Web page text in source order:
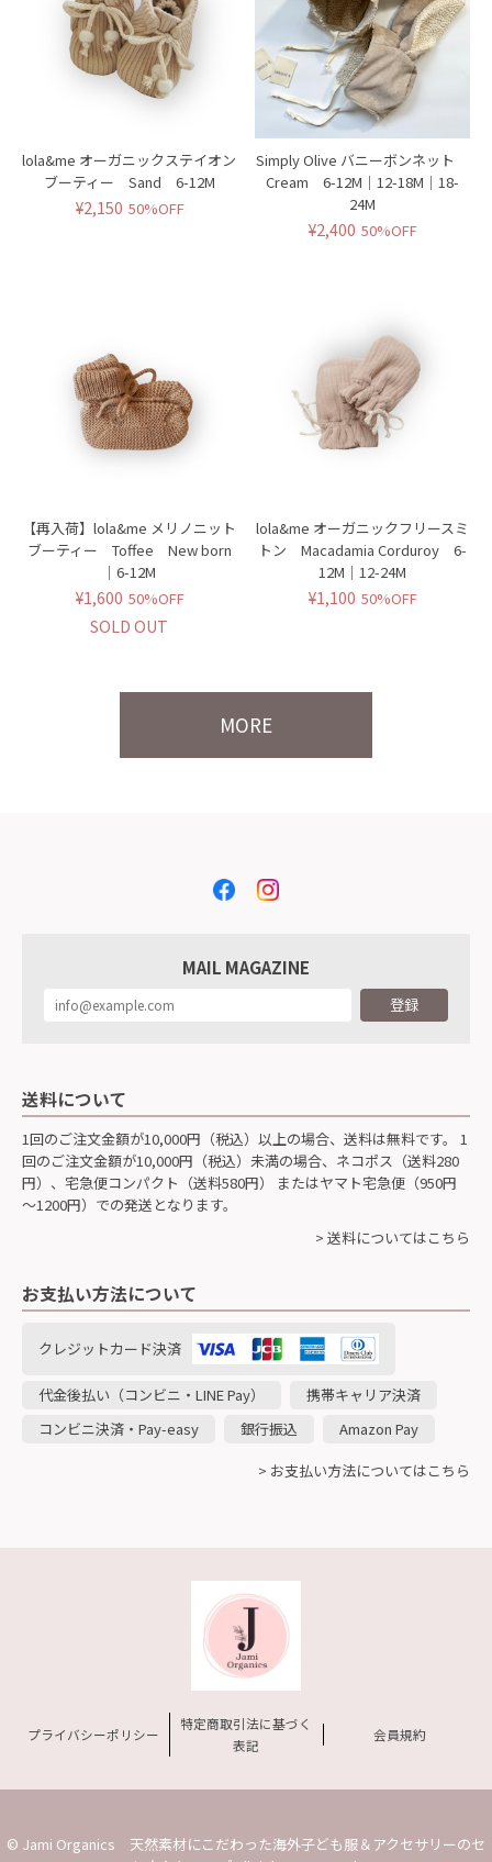
lola&me オーガニックステイオン
ブーティー Sand 6-12M
¥2,150 50%OFF
Simply Olive バニーボンネット
Cream 6-12M｜12-18M｜18-
24M
¥2,400 50%OFF
【再入荷】lola&me メリノニット
ブーティー Toffee New born
｜6-12M
¥1,600 50%OFF
SOLD OUT
lola&me オーガニックフリースミ
トン Macadamia Corduroy 6-
12M｜12-24M
¥1,100 50%OFF
MORE
MAIL MAGAZINE
登録
送料について
1回のご注文金額が10,000円（税込）以上の場合、送料は無料です。 1
回のご注文金額が10,000円（税込）未満の場合、ネコポス（送料280
円）、宅急便コンパクト（送料580円） またはヤマト宅急便（950円
～1200円）での発送となります。
> 送料についてはこちら
お支払い方法について
クレジットカード決済
代金後払い（コンビニ・LINE Pay）
携帯キャリア決済
コンビニ決済・Pay-easy
銀行振込
Amazon Pay
> お支払い方法についてはこちら
プライバシーポリシー
特定商取引法に基づく
表記
会員規約
© Jami Organics 天然素材にこだわった海外子ども服＆アクセサリーのセ